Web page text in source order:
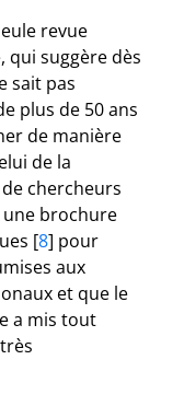
revue
qui suggère dès
sait pas
plus de 50 ans
de manière
de la
chercheurs
une brochure
[8] pour
aux
et que le
a mis tout